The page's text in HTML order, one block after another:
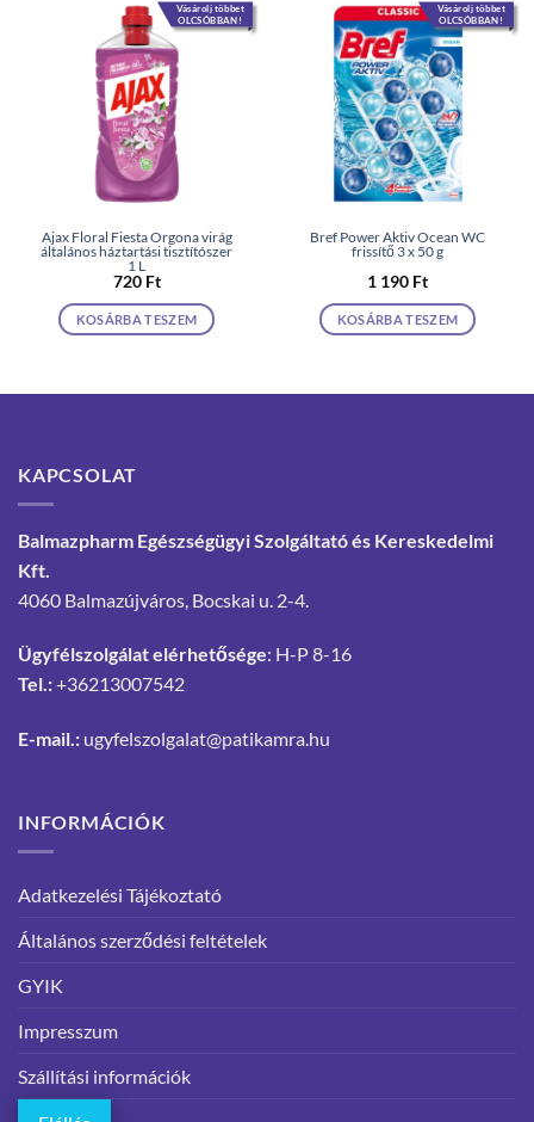
Vásárolj többet
OLCSÓBBAN!
Ajax Floral Fiesta Orgona virág
általános háztartási tisztítószer
1 L
720 Ft
KOSÁRBA TESZEM
Vásárolj többet
OLCSÓBBAN!
Bref Power Aktiv Ocean WC
frissítő 3 x 50 g
1 190 Ft
KOSÁRBA TESZEM
KAPCSOLAT
Balmazpharm Egészségügyi Szolgáltató és Kereskedelmi
Kft.
4060 Balmazújváros, Bocskai u. 2-4.
Ügyfélszolgálat elérhetősége: H-P 8-16
Tel.:+36213007542
E-mail.: ugyfelszolgalat@patikamra.hu
INFORMÁCIÓK
Adatkezelési Tájékoztató
Általános szerződési feltételek
GYIK
Impresszum
Szállítási információk